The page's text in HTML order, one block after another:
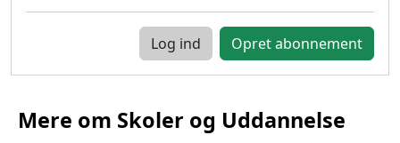
Log ind
Mere om Skoler og Uddannelse